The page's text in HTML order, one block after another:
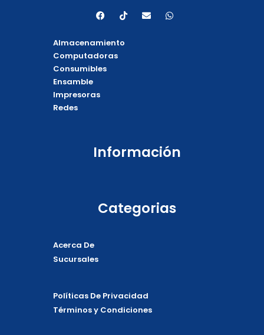
F
a
e
b
o
k
T
i
o
E
n
W
h
Almacenamiento
Computadoras
Consumibles
Ensamble
Impresoras
Redes
Información
Categorias
Acerca De
Sucursales
Políticas De Privacidad
Términos y Condiciones